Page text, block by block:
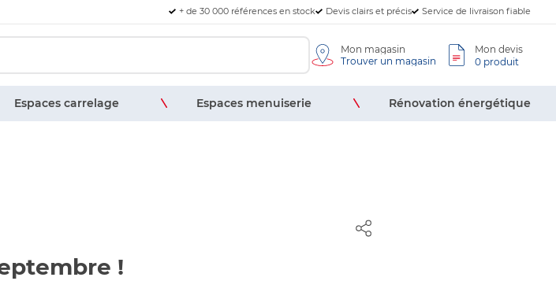
+ de 30 000 références en stock Devis clairs et précis Service de livraison fiable
Mon magasin
Trouver un magasin
Mon devis
0 produit
Espaces carrelage Espaces menuiserie Rénovation énergétique
!